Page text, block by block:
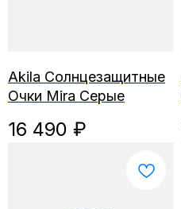
Akila Солнцезащитные
Очки Mira Серые
16 490 ₽